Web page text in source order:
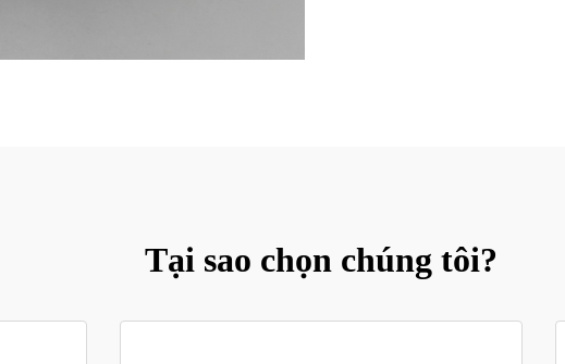
Tại sao chọn chúng tôi?